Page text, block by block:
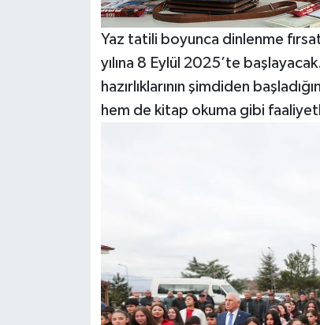
Yaz tatili boyunca dinlenme
yılına 8 Eylül 2025’te
hazırlıklarının şimdiden
hem de kitap okuma gibi